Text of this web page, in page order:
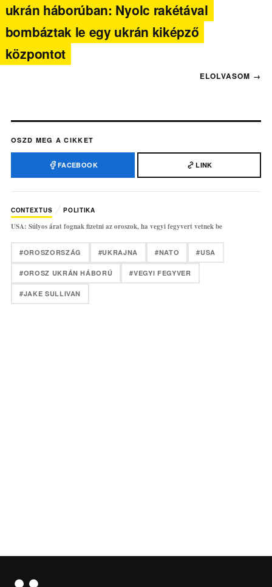
ukrán háborúban: Nyolc rakétával
bombáztak le egy ukrán kiképző
központot
OSZD MEG A CIKKET
FACEBOOK LINK
CONTEXTUS POLITIKA
USA: Súlyos árat fognak fizetni az oroszok, ha vegyi fegyvert vetnek be
#OROSZORSZÁG #UKRAJNA #NATO #USA
#OROSZ UKRÁN HÁBORÚ #VEGYI FEGYVER
#JAKE SULLIVAN